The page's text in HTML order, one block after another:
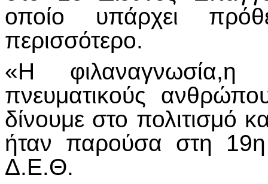
οποίο υπάρχει
περισσότερο.
«Η φιλαναγνωσία,η
πνευματικούς
δίνουμε στο πολιτισμό
ήταν παρούσα στη 19η
Δ.Ε.Θ.